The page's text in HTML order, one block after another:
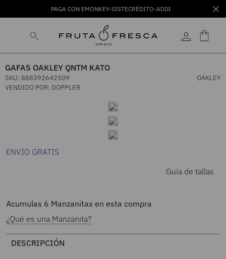
PAGA CON EMONKEY-SISTECRÉDITO-ADDI
GAFAS OAKLEY QNTM KATO
SKU: 888392642509
OAKLEY
VENDIDO POR: DOPPLER
ENVIO GRATIS
Guía de tallas
Acumulas 6 Manzanitas en esta compra
¿Qué es una Manzanita?
DESCRIPCIÓN